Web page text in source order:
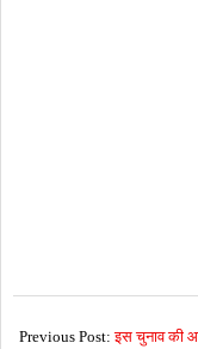
02-
Previous Post:इस चुनाव की